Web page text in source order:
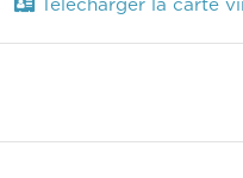
Télécharger la carte